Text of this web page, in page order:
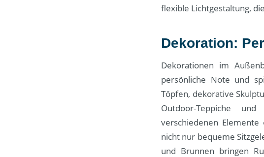
flexible Lichtgestaltung,
Dekoration:
Dekorationen im
persönliche Note und
Töpfen, dekorative
Outdoor-Teppiche
verschiedenen
nicht nur bequeme
und Brunnen bringen